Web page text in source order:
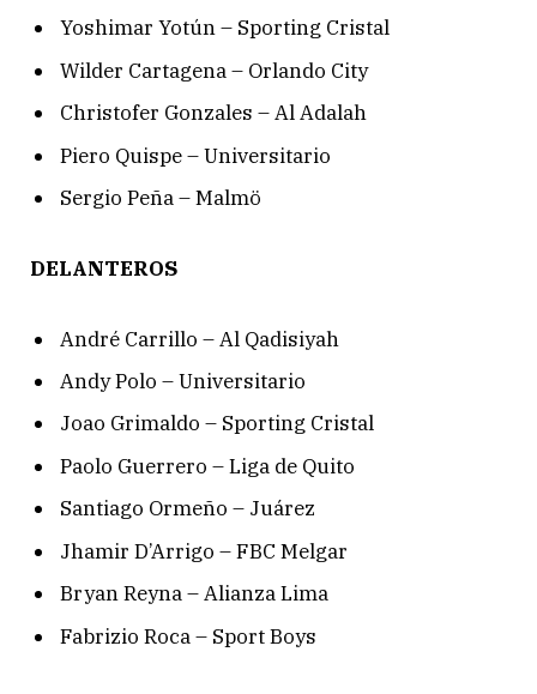
Yoshimar Yotún – Sporting Cristal
Wilder Cartagena – Orlando City
Christofer Gonzales – Al Adalah
Piero Quispe – Universitario
Sergio Peña – Malmö
DELANTEROS
André Carrillo – Al Qadisiyah
Andy Polo – Universitario
Joao Grimaldo – Sporting Cristal
Paolo Guerrero – Liga de Quito
Santiago Ormeño – Juárez
Jhamir D’Arrigo – FBC Melgar
Bryan Reyna – Alianza Lima
Fabrizio Roca – Sport Boys